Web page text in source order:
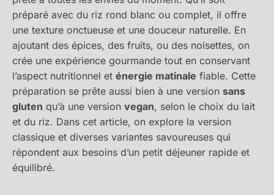
préparé avec du riz rond blanc ou complet, il offre
une texture onctueuse et une douceur naturelle. En
ajoutant des épices, des fruits, ou des noisettes, on
crée une expérience gourmande tout en conservant
l’aspect nutritionnel et énergie matinale fiable. Cette
préparation se prête aussi bien à une version sans
gluten qu’à une version vegan, selon le choix du lait
et du riz. Dans cet article, on explore la version
classique et diverses variantes savoureuses qui
répondent aux besoins d’un petit déjeuner rapide et
équilibré.